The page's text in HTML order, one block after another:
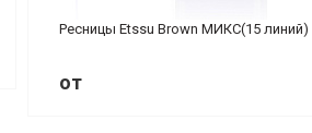
Ресницы Etssu Brown МИКС(15 линий)
от